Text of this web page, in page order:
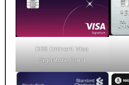
DBS Eminent Visa
Signature Card